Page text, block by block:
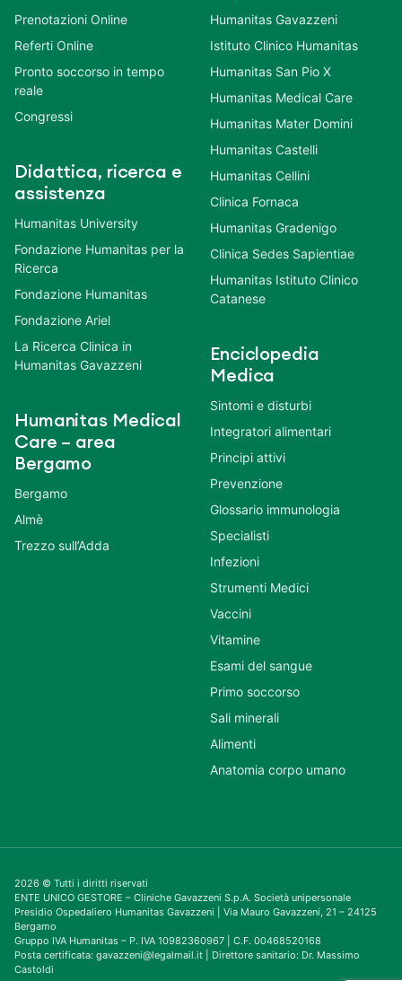
Prenotazioni Online
Referti Online
Pronto soccorso in tempo
reale
Congressi
Didattica, ricerca e
assistenza
Humanitas University
Fondazione Humanitas per la
Ricerca
Fondazione Humanitas
Fondazione Ariel
La Ricerca Clinica in
Humanitas Gavazzeni
Humanitas Medical
Care – area
Bergamo
Bergamo
Almè
Trezzo sull’Adda
Humanitas Gavazzeni
Istituto Clinico Humanitas
Humanitas San Pio X
Humanitas Medical Care
Humanitas Mater Domini
Humanitas Castelli
Humanitas Cellini
Clinica Fornaca
Humanitas Gradenigo
Clinica Sedes Sapientiae
Humanitas Istituto Clinico
Catanese
Enciclopedia
Medica
Sintomi e disturbi
Integratori alimentari
Principi attivi
Prevenzione
Glossario immunologia
Specialisti
Infezioni
Strumenti Medici
Vaccini
Vitamine
Esami del sangue
Primo soccorso
Sali minerali
Alimenti
Anatomia corpo umano
2026 © Tutti i diritti riservati
ENTE UNICO GESTORE – Cliniche Gavazzeni S.p.A. Società unipersonale
Presidio Ospedaliero Humanitas Gavazzeni | Via Mauro Gavazzeni, 21 – 24125
Bergamo
Gruppo IVA Humanitas – P. IVA 10982360967 | C.F. 00468520168
Posta certificata: gavazzeni@legalmail.it | Direttore sanitario: Dr. Massimo
Castoldi